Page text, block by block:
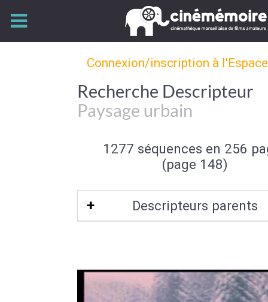
Connexion/inscription à
Recherche Descripteur
Paysage urbain
1277 séquences en 256
(page 148)
Descripteurs parents